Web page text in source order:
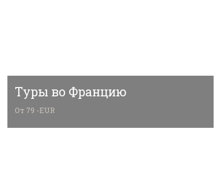
Туры во Францию
От 79 -EUR